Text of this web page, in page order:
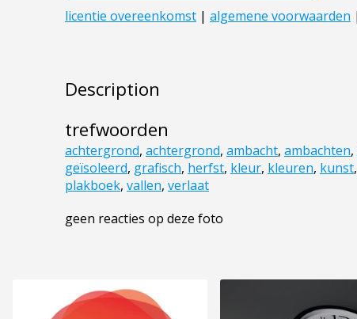
Description
trefwoorden
achtergrond, achtergrond, ambacht, ambachten,
geïsoleerd, grafisch, herfst, kleur, kleuren, kunst,
plakboek, vallen, verlaat
geen reacties op deze foto